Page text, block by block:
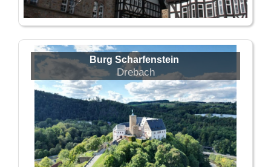
Burg Scharfenstein
Drebach